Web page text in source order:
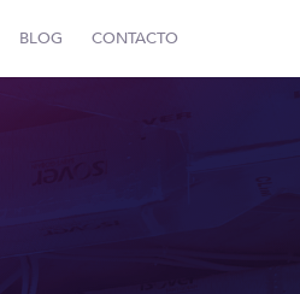
BLOG CONTACTO